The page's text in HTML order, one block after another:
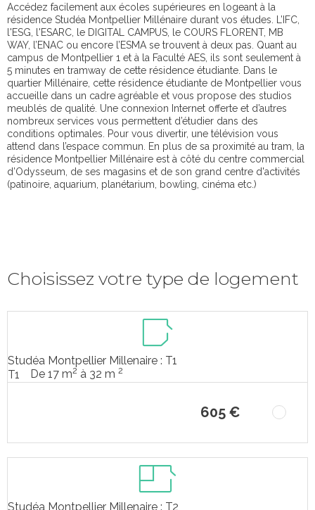
Accédez facilement aux écoles supérieures en logeant à la
résidence Studéa Montpellier Millénaire durant vos études. L’IFC,
l'ESG, l'ESARC, le DIGITAL CAMPUS, le COURS FLORENT, MB
WAY, l’ENAC ou encore l’ESMA se trouvent à deux pas. Quant au
campus de Montpellier 1 et à la Faculté AES, ils sont seulement à
5 minutes en tramway de cette résidence étudiante. Dans le
quartier Millénaire, cette résidence étudiante de Montpellier vous
accueille dans un cadre agréable et vous propose des studios
meublés de qualité. Une connexion Internet offerte et d’autres
nombreux services vous permettent d’étudier dans des
conditions optimales. Pour vous divertir, une télévision vous
attend dans l’espace commun. En plus de sa proximité au tram, la
résidence Montpellier Millénaire est à côté du centre commercial
d’Odysseum, de ses magasins et de son grand centre d'activités
(patinoire, aquarium, planétarium, bowling, cinéma etc.)
Choisissez votre type de logement
Studéa Montpellier Millenaire : T1
T1
De 17 m2 à 32 m 2
605 €
Studéa Montpellier Millenaire : T2